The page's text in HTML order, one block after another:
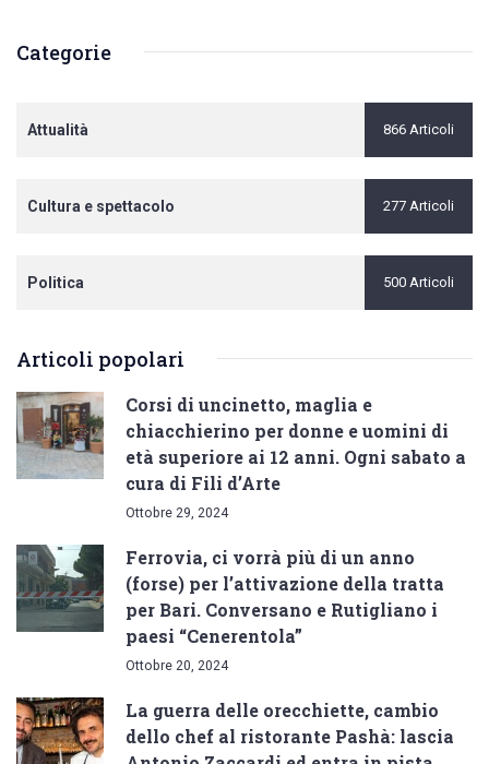
Categorie
Attualità 866 Articoli
Cultura e spettacolo 277 Articoli
Politica 500 Articoli
Articoli popolari
Corsi di uncinetto, maglia e
chiacchierino per donne e uomini di
età superiore ai 12 anni. Ogni sabato a
cura di Fili d’Arte
Ottobre 29, 2024
Ferrovia, ci vorrà più di un anno
(forse) per l’attivazione della tratta
per Bari. Conversano e Rutigliano i
paesi “Cenerentola”
Ottobre 20, 2024
La guerra delle orecchiette, cambio
dello chef al ristorante Pashà: lascia